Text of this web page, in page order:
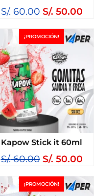
S/.60.00 S/. 50.00
¡PROMOCIÓN!
Kapow Stick it 60ml
S/.60.00 S/. 50.00
¡PROMOCIÓN!